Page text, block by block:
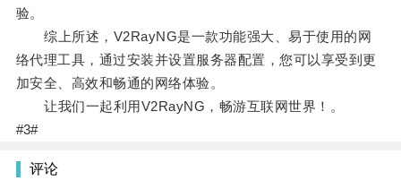
验。
综上所述，V2RayNG是一款功能强大、易于使用的网
络代理工具，通过安装并设置服务器配置，您可以享受到更
加安全、高效和畅通的网络体验。
让我们一起利用V2RayNG，畅游互联网世界！。
#3#
评论